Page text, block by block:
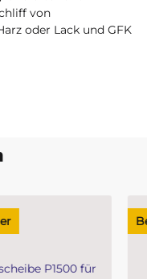
von
oder Lack und GFK